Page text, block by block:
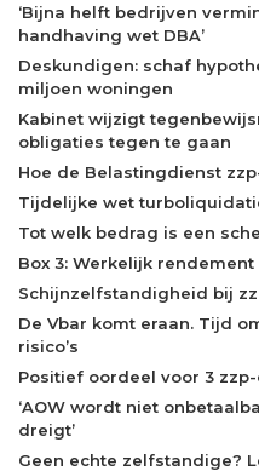
‘Bijna helft bedrijven
handhaving wet DBA’
Deskundigen: schaf
miljoen woningen
Kabinet wijzigt
obligaties tegen te gaan
Hoe de Belastingdienst
Tijdelijke wet
Tot welk bedrag is een
Box 3: Werkelijk
Schijnzelfstandigheid bij
De Vbar komt eraan. Tijd
risico’s
Positief oordeel voor 3
‘AOW wordt niet
dreigt’
Geen echte zelfstandige?